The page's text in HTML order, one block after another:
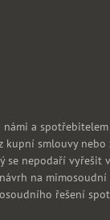
námi a
smlouvy nebo
se nepodaří vyřešit
na
řešení